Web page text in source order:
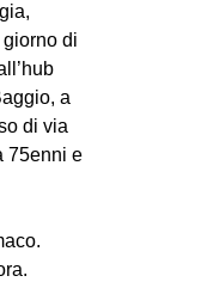
di
a
di via
75enni e